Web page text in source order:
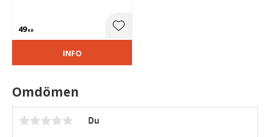
Omdömen
Du
49KR Lägg till i favoriter
INFO